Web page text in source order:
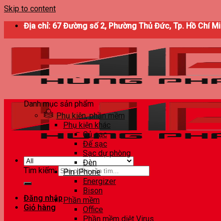
Skip to content
Địa chỉ: 67 Đường số 2, Phường Thủ Đức, Tp. Hồ Chí
Tìm kiếm:
Đăng nhập
Giỏ hàng
Danh mục sản phẩm
Phụ kiện, phần mềm
Phụ kiện khác
Củ sạc
Đế sạc
Sạc dự phòng
Đèn
Pin iPhone
Energizer
Bison
Phần mềm
Office
Phần mềm diệt Virus